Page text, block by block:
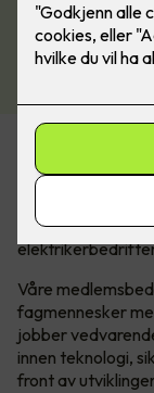
Våre
Elkonor er en
elektrikerkjede
Våre
fagmennesker
jobber
innen teknologi,
front av